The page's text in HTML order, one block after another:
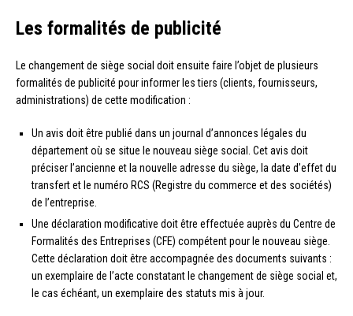
Les formalités de publicité
Le changement de siège social doit ensuite faire l’objet de plusieurs
formalités de publicité pour informer les tiers (clients, fournisseurs,
administrations) de cette modification :
Un avis doit être publié dans un journal d’annonces légales du
département où se situe le nouveau siège social. Cet avis doit
préciser l’ancienne et la nouvelle adresse du siège, la date d’effet du
transfert et le numéro RCS (Registre du commerce et des sociétés)
de l’entreprise.
Une déclaration modificative doit être effectuée auprès du Centre de
Formalités des Entreprises (CFE) compétent pour le nouveau siège.
Cette déclaration doit être accompagnée des documents suivants :
un exemplaire de l’acte constatant le changement de siège social et,
le cas échéant, un exemplaire des statuts mis à jour.